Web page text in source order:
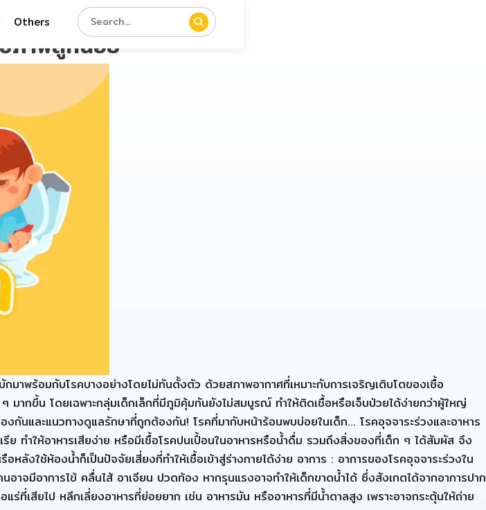
Others
ภาพลูกน้อย
พร้อมกับโรคบางอย่างโดยไม่ทันตั้งตัว ด้วยสภาพอากาศที่เหมาะกับการเจริญเติบโตของเชื้อ
มากขึ้น โดยเฉพาะกลุ่มเด็กเล็กที่มีภูมิคุ้มกันยังไม่สมบูรณ์ ทำให้ติดเชื้อหรือเจ็บป่วยได้ง่ายกว่าผู้ใหญ่
และแนวทางดูแลรักษาที่ถูกต้องกัน! โรคที่มากับหน้าร้อนพบบ่อยในเด็ก… โรคอุจจาระร่วงและอาหาร
ทำให้อาหารเสียง่าย หรือมีเชื้อโรคปนเปื้อนในอาหารหรือน้ำดื่ม รวมถึงสิ่งของที่เด็ก ๆ ได้สัมผัส จึง
ลังใช้ห้องน้ำก็เป็นปัจจัยเสี่ยงที่ทำให้เชื้อเข้าสู่ร่างกายได้ง่าย อาการ : อาการของโรคอุจจาระร่วงใน
าจมีอาการไข้ คลื่นไส้ อาเจียน ปวดท้อง หากรุนแรงอาจทำให้เด็กขาดน้ำได้ ซึ่งสังเกตได้จากอาการปาก
ที่เสียไป หลีกเลี่ยงอาหารที่ย่อยยาก เช่น อาหารมัน หรืออาหารที่มีน้ำตาลสูง เพราะอาจกระตุ้นให้ถ่าย